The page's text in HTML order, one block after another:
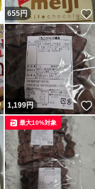
いいね！
655円
いいね！
1,199円
最大10%対象